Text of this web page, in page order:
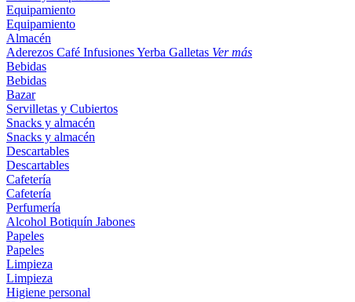
Equipamiento
Equipamiento
Almacén
Aderezos Café InfusionesYerba Galletas Ver más
Bebidas
Bebidas
Bazar
Servilletas y Cubiertos
Snacks y almacén
Snacks y almacén
Descartables
Descartables
Cafetería
Cafetería
Perfumería
Alcohol Botiquín Jabones
Papeles
Papeles
Limpieza
Limpieza
Higiene personal